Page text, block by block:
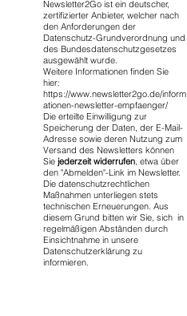
Newsletter2Go ist ein deutscher,
zertifizierter Anbieter, welcher nach
den Anforderungen der
Datenschutz-Grundverordnung und
des Bundesdatenschutzgesetzes
ausgewählt wurde.
Weitere Informationen finden Sie
hier:
https://www.newsletter2go.de/inform
ationen-newsletter-empfaenger/
Die erteilte Einwilligung zur
Speicherung der Daten, der E-Mail-
Adresse sowie deren Nutzung zum
Versand des Newsletters können
Sie jederzeit widerrufen, etwa über
den "Abmelden"-Link im Newsletter.
Die datenschutzrechtlichen
Maßnahmen unterliegen stets
technischen Erneuerungen. Aus
diesem Grund bitten wir Sie, sich in
regelmäßigen Abständen durch
Einsichtnahme in unsere
Datenschutzerklärung zu
informieren.